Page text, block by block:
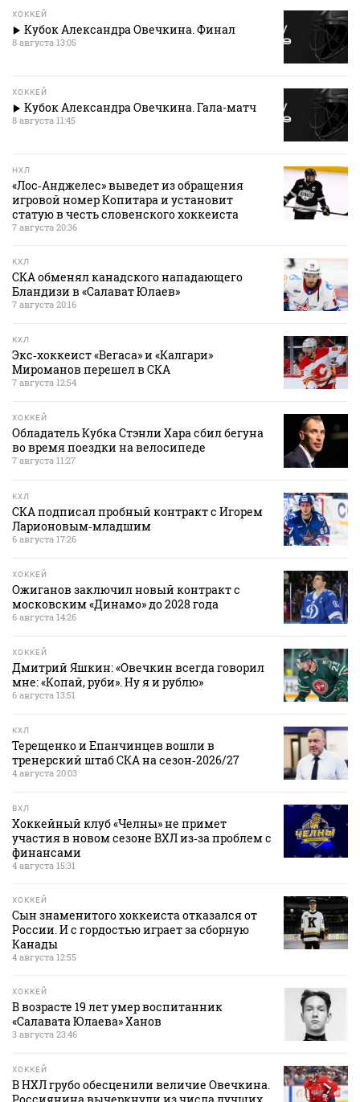
ХОККЕЙ
Кубок Александра Овечкина. Финал
8 августа 13:05
ХОККЕЙ
Кубок Александра Овечкина. Гала-матч
8 августа 11:45
НХЛ
«Лос‑Анджелес» выведет из обращения
игровой номер Копитара и установит
статую в честь словенского хоккеиста
7 августа 20:36
КХЛ
СКА обменял канадского нападающего
Бландизи в «Салават Юлаев»
7 августа 20:16
КХЛ
Экс‑хоккеист «Вегаса» и «Калгари»
Мироманов перешел в СКА
7 августа 12:54
ХОККЕЙ
Обладатель Кубка Стэнли Хара сбил бегуна
во время поездки на велосипеде
7 августа 11:27
КХЛ
СКА подписал пробный контракт с Игорем
Ларионовым‑младшим
6 августа 17:26
ХОККЕЙ
Ожиганов заключил новый контракт с
московским «Динамо» до 2028 года
6 августа 14:26
ХОККЕЙ
Дмитрий Яшкин: «Овечкин всегда говорил
мне: «Копай, руби». Ну я и рублю»
6 августа 13:51
КХЛ
Терещенко и Епанчинцев вошли в
тренерский штаб СКА на сезон‑2026/27
4 августа 20:03
ВХЛ
Хоккейный клуб «Челны» не примет
участия в новом сезоне ВХЛ из‑за проблем с
финансами
4 августа 15:31
ХОККЕЙ
Сын знаменитого хоккеиста отказался от
России. И с гордостью играет за сборную
Канады
4 августа 12:55
ХОККЕЙ
В возрасте 19 лет умер воспитанник
«Салавата Юлаева» Ханов
3 августа 23:46
ХОККЕЙ
В НХЛ грубо обесценили величие Овечкина.